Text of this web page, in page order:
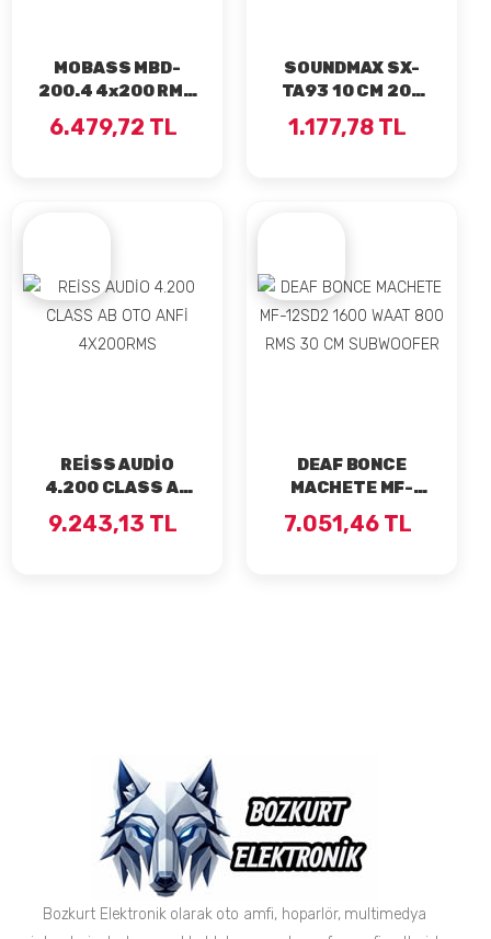
MOBASS MBD-
200.4 4x200 RMS
PROFESYONEL
OTO ANFİ
6.479,72 TL
SOUNDMAX SX-
TA93 10 CM 200
WAAT 100 RMS
DOME TWEETER
1.177,78 TL
REİSS AUDİO
4.200 CLASS AB
OTO ANFİ
4X200RMS
9.243,13 TL
DEAF BONCE
MACHETE MF-
12SD2 1600 WAAT
800 RMS 30 CM
7.051,46 TL
Bozkurt Elektronik olarak oto amfi, hoparlör, multimedya